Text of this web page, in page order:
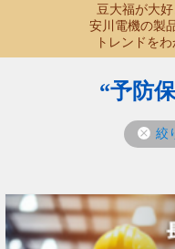
豆大福が大
安川電機の製
トレンドを
“予防
絞